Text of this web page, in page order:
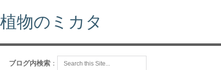
植物のミカタ
ブログ内検索 ：